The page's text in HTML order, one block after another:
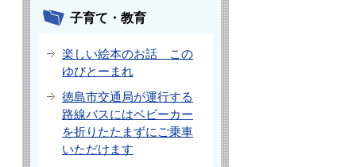
子育て・教育
楽しい絵本のお話 この
ゆびとーまれ
徳島市交通局が運行する
路線バスにはベビーカー
を折りたたまずにご乗車
いただけます